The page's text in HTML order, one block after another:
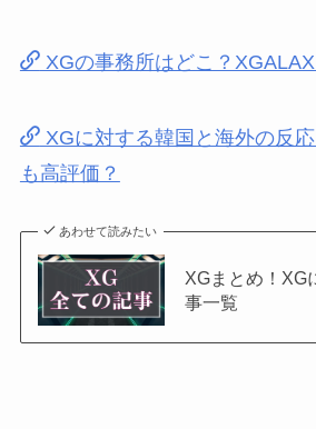
XGの事務所はどこ？
XGに対する韓国と海外の反
も高評価？
あわせて読みたい
XGまとめ！XG
事一覧